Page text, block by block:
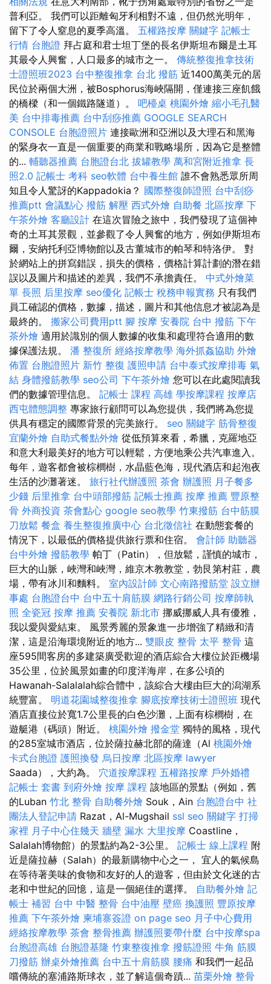
普利亞。 我們可以距離匈牙利相對不遠，但仍然光明年，
留下了令人窒息的夏季高溫。 五權路按摩 關鍵字 記帳士
行情 台胞證 拜占庭和君士坦丁堡的長名伊斯坦布爾是土耳
其最令人興奮，人口最多的城市之一。 傳統整復推拿技術
士證照班2023 台中整復推拿 台北 撥筋 近1400萬美元的居
民位於兩個大洲，被Bosphorus海峽隔開，僅連接三座飢餓
的橋樑（和一個鐵路隧道）。 吧檯桌 桃園外燴 縮小毛孔醫
美 台中排毒推薦 台中刮痧推薦 GOOGLE SEARCH
CONSOLE 台胞證照片 連接歐洲和亞洲以及大理石和黑海
的緊身衣一直是一個重要的商業和戰略場所，因為它是整體
的... 輔聽器推薦 台胞證台北 拔罐教學 萬和宮附近推拿 長
照2.0 記帳士 考科 seo軟體 台中養生館 誰不會熟悉眾所周
知且令人驚訝的Kappadokia？ 國際整復師證照 台中刮痧
推薦ptt 會議點心 撥筋 解壓 西式外燴 自助餐 北區按摩 下
午茶外燴 客廳設計 在這次冒險之旅中，我們發現了這個神
奇的土耳其景觀，並參觀了令人興奮的地方，例如伊斯坦布
爾，安納托利亞博物館以及古董城市的帕琴和特洛伊。 對
於網站上的拼寫錯誤，損失的價格，價格計算計劃的潛在錯
誤以及圖片和描述的差異，我們不承擔責任。 中式外燴菜
單 長照 后里按摩 seo優化 記帳士 稅務申報實務 只有我們
員工確認的價格，數據，描述，圖片和其他信息才被認為是
最終的。 搬家公司費用ptt 腳 按摩 安養院 台中 撥筋 下午
茶外燴 適用於識別的個人數據的收集和處理符合適用的數
據保護法規。 潘 整復所 經絡按摩教學 海外抓姦協助 外燴
佈置 台胞證照片 新竹 整復 護照申請 台中泰式按摩排毒 氣
結 身體撥筋教學 seo公司 下午茶外燴 您可以在此處閱讀我
們的數據管理信息。 記帳士 課程 高雄 學按摩課程 按摩店
西屯體態調整 專家旅行顧問可以為您提供，我們將為您提
供具有穩定的國際背景的完美旅行。 seo 關鍵字 筋骨整復
宜蘭外燴 自助式餐點外燴 從低預算來看，希臘，克羅地亞
和意大利最美好的地方可以輕鬆，方便地乘公共汽車進入。
每年，遊客都會被棕櫚樹，水晶藍色海，現代酒店和起泡夜
生活的沙灘著迷。 旅行社代辦護照 茶會 辦護照 月子餐多
少錢 后里推拿 台中頭部撥筋 記帳士推薦 按摩 推薦 豐原整
骨 外商投資 茶會點心 google seo教學 竹東撥筋 台中筋膜
刀放鬆 餐盒 養生整復推廣中心 台北徵信社 在動態套餐的
情況下，以最低的價格提供旅行票和住宿。 會計師 助聽器
台中外燴 撥筋教學 帕丁（Patin），但放鬆，謹慎的城市，
巨大的山脈，峽灣和峽灣，維京木教教堂，勃艮第村莊，農
場，帶有冰川和麵料。 室內設計師 文心南路撥筋堂 設立辦
事處 台胞證台中 台中五十肩筋膜 網路行銷公司 按摩師執
照 全瓷冠 按摩 推薦 安養院 新北市 挪威挪威人具有優雅，
我以愛與愛結束。 風景秀麗的景象進一步增強了精緻和清
潔，這是沿海環境附近的地方... 雙眼皮 整骨 太平 整骨 這
座595間客房的多建築廣受歡迎的酒店綜合大樓位於距機場
35公里，位於風景如畫的印度洋海岸，在多公頃的
Hawanah-Salalalah綜合體中，該綜合大樓由巨大的潟湖系
統豐富。 明道花園城整復推拿 腳底按摩技術士證照班 現代
酒店直接位於寬1.7公里長的白色沙灘，上面有棕櫚樹，在
遊艇港（碼頭）附近。 桃園外燴 撥金堂 獨特的風格，現代
的285室城市酒店，位於薩拉赫北部的薩達（Al 桃園外燴
卡式台胞證 護照換發 烏日按摩 北區按摩 lawyer
Saada），大約為。 穴道按摩課程 五權路按摩 戶外婚禮
記帳士 套書 到府外燴 按摩 課程 該地區的景點（例如，舊
的Luban 竹北 整骨 自助餐外燴 Souk，Ain 台胞證台中 社
團法人登記申請 Razat，Al-Mugshail ssl seo 關鍵字 打掃
家裡 月子中心住幾天 牆壁 漏水 大里按摩 Coastline，
Salalah博物館）的景點約為2-3公里。 記帳士 線上課程 附
近是薩拉赫（Salah）的最新購物中心之一， 宜人的氣候島
在等待著美味的食物和友好的人的遊客，但由於文化迷的古
老和中世紀的回憶，這是一個絕佳的選擇。 自助餐外燴 記
帳士 補習 台中 中醫 整骨 台中油壓 壁癌 換護照 豐原按摩
推薦 下午茶外燴 柬埔寨簽證 on page seo 月子中心費用
經絡按摩教學 茶會 整骨推薦 辦護照要帶什麼 台中按摩spa
台胞證高雄 台胞證基隆 竹東整復推拿 撥筋證照 牛角 筋膜
刀撥筋 辦桌外燴推薦 台中五十肩筋膜 腰痛 和我們一起品
嚐傳統的塞浦路斯球衣，並了解這個奇蹟... 苗栗外燴 整骨